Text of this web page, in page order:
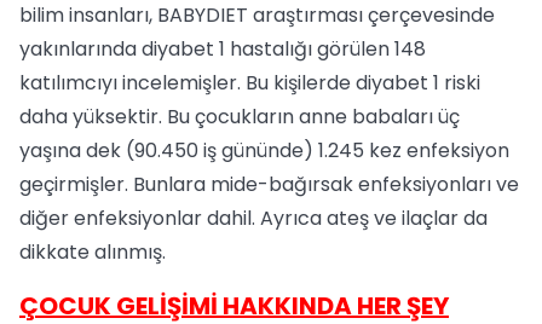
bilim insanları, BABYDIET araştırması çerçevesinde
yakınlarında diyabet 1 hastalığı görülen 148
katılımcıyı incelemişler. Bu kişilerde diyabet 1 riski
daha yüksektir. Bu çocukların anne babaları üç
yaşına dek (90.450 iş gününde) 1.245 kez enfeksiyon
geçirmişler. Bunlara mide-bağırsak enfeksiyonları ve
diğer enfeksiyonlar dahil. Ayrıca ateş ve ilaçlar da
dikkate alınmış.
ÇOCUK GELİŞİMİ HAKKINDA HER ŞEY